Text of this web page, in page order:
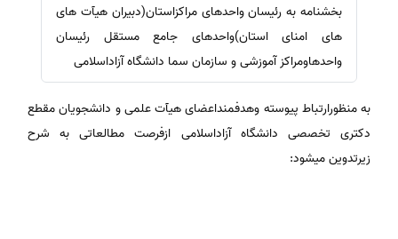
بخشنامه به رئیسان واحدهای مراکزاستان(دبیران هیآت های
های امنای استان)واحدهای جامع مستقل رئیسان
واحدهاومراکز آموزشی و سازمان سما دانشگاه آزاداسلامی
به منظورارتباط پیوسته وهدفمنداعضای هیآت علمی و دانشجویان مقطع
دکتری تخصصی دانشگاه آزاداسلامی ازفرصت مطالعاتی به شرح
زیرتدوین میشود: